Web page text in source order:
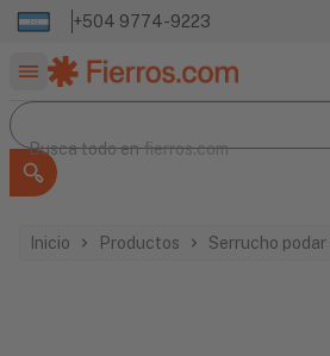
+504 9774-9223
Buscar productos
Busca todo en
Busca todo enfierros.com
Inicio Productos Serrucho podar